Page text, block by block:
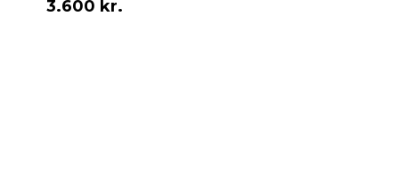
3.600 kr.